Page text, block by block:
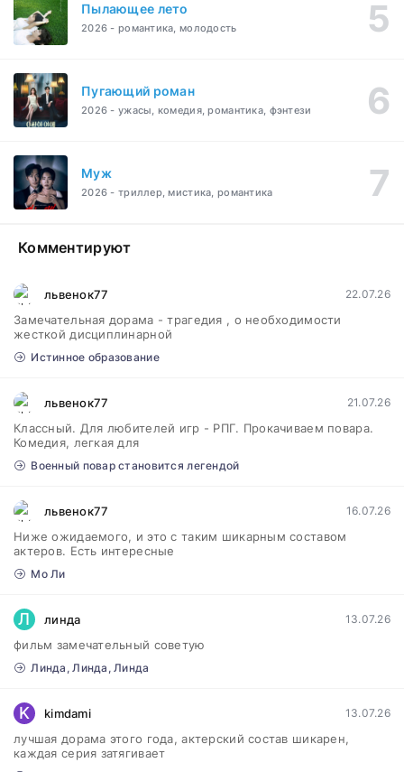
Пылающее лето
2026 - романтика, молодость
Пугающий роман
2026 - ужасы, комедия, романтика, фэнтези
Муж
2026 - триллер, мистика, романтика
Комментируют
львенок77 22.07.26
Замечательная дорама - трагедия , о необходимости
жесткой дисциплинарной
Истинное образование
львенок77 21.07.26
Классный. Для любителей игр - РПГ. Прокачиваем повара.
Комедия, легкая для
Военный повар становится легендой
львенок77 16.07.26
Ниже ожидаемого, и это с таким шикарным составом
актеров. Есть интересные
Мо Ли
Л линда 13.07.26
фильм замечательный советую
Линда, Линда, Линда
K kimdami 13.07.26
лучшая дорама этого года, актерский состав шикарен,
каждая серия затягивает